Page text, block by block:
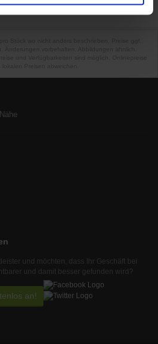
und möchten, dass Ihr Geschäft bei
und damit besser gefunden wird?
an!